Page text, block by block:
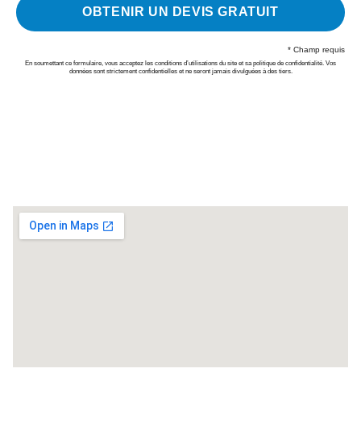
OBTENIR UN DEVIS GRATUIT
* Champ requis
En soumettant ce formulaire, vous acceptez les conditions d’utilisations du site et sa politique de confidentialité. Vos
données sont strictement confidentielles et ne seront jamais divulguées à des tiers.